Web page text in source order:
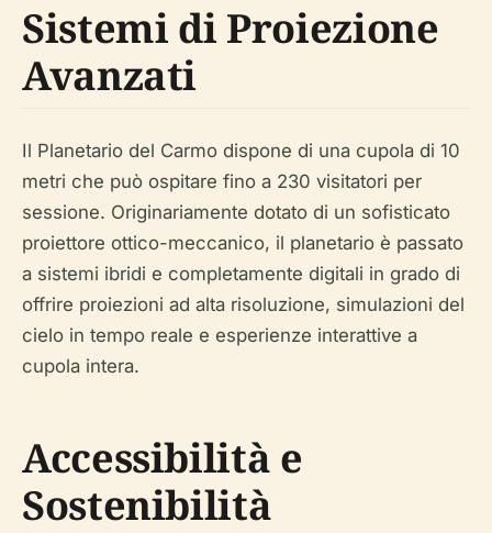
Sistemi di Proiezione
Avanzati
Il Planetario del Carmo dispone di una cupola di 10
metri che può ospitare fino a 230 visitatori per
sessione. Originariamente dotato di un sofisticato
proiettore ottico-meccanico, il planetario è passato
a sistemi ibridi e completamente digitali in grado di
offrire proiezioni ad alta risoluzione, simulazioni del
cielo in tempo reale e esperienze interattive a
cupola intera.
Accessibilità e
Sostenibilità